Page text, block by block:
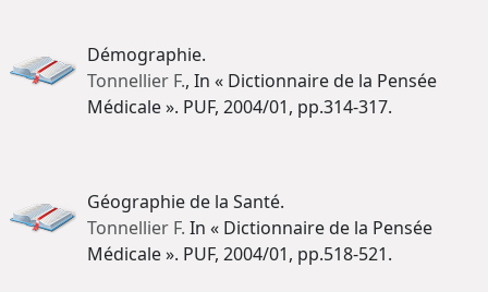
Démographie.
Tonnellier F., In « Dictionnaire de la Pensée
Médicale ». PUF, 2004/01, pp.314-317.
Géographie de la Santé.
Tonnellier F. In « Dictionnaire de la Pensée
Médicale ». PUF, 2004/01, pp.518-521.